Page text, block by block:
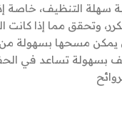
سهلة التنظيف، خاصة
وتحقق مما إذا كانت
يمكن مسحها بسهولة من
بسهولة تساعد في